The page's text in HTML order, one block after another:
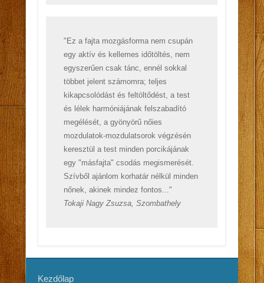
"Ez a fajta mozgásforma nem csupán
egy aktív és kellemes időtöltés, nem
egyszerűen csak tánc, ennél sokkal
többet jelent számomra; teljes
kikapcsolódást és feltöltődést, a test
és lélek harmóniájának felszabadító
megélését, a gyönyörű nőies
mozdulatok-mozdulatsorok végzésén
keresztül a test minden porcikájának
egy "másfajta" csodás megismerését.
Szívből ajánlom korhatár nélkül minden
nőnek, akinek mindez fontos..."
Tokaji Nagy Zsuzsa, Szombathely
Kezdőlap